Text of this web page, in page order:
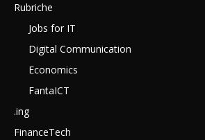
Rubriche
Jobs for IT
Digital Communication
Economics
FantaICT
.ing
FinanceTech